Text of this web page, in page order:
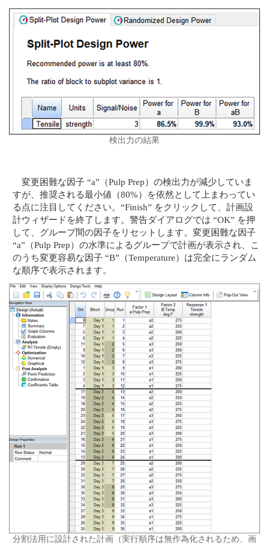
検出力の結果
変更困難な因子 “a”（Pulp Prep）の検出力が減少していま
すが、推奨される最小値（80%）を依然として上まわってい
る点に注目してください。“Finish” をクリックして、計画設
計ウィザードを終了します。警告ダイアログでは “OK” を押
して、グループ間の因子をリセットします。変更困難な因子
“a”（Pulp Prep）の水準によるグループで計画が表示され、こ
のうち変更容易な因子 “B”（Temperature）は完全にランダム
な順序で表示されます。
分割法用に設計された計画（実行順序は無作為化されるため、画